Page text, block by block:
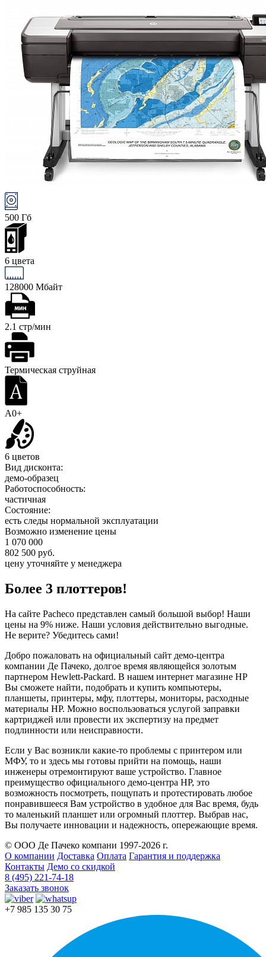
500 Гб
6 цвета
128000 Мбайт
2.1 стр/мин
Термическая струйная
A0+
6 цветов
Вид дисконта:
демо-образец
Работоспособность:
частичная
Состояние:
есть следы нормальной эксплуатации
Возможно изменение цены
1 070 000
802 500 руб.
цену уточняйте у менеджера
Более 3 плоттеров!
На сайте Pacheco представлен самый большой выбор! Наши
цены на 9% ниже. Наши условия действительно выгодные.
Не верите? Убедитесь сами!
Добро пожаловать на официальный сайт демо-центра
компании Де Пачеко, долгое время являющейся золотым
партнером Hewlett-Packard. В нашем интернет магазине HP
Вы сможете найти, подобрать и купить компьютеры,
планшеты, принтеры, мфу, плоттеры, мониторы, расходные
материалы HP. Можно воспользоваться услугой заправки
картриджей или провести их экспертизу на предмет
подлинности или неисправности.
Если у Вас возникли какие-то проблемы с принтером или
МФУ, то и здесь мы готовы прийти на помощь, наши
инженеры отремонтируют ваше устройство. Главное
преимущество официального демо-центра HP, это
возможность посмотреть, пощупать и протестировать любое
понравившееся Вам устройство в удобное для Вас время, будь
то маленький планшет или огромный плоттер. Выбрав нас,
Вы получаете инновации и надежность, опережающие время.
© ООО Де Пачеко компани 1997-2026 г.
О компании Доставка Оплата Гарантия и поддержка
Контакты Демо со скидкой
8 (495) 221-74-18
Заказать звонок
+7 985 135 30 75